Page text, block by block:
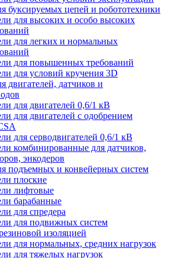
буксируемых цепей и робототехники
для высоких и особо высоких
для легких и нормальных
для повышенных требований
для условий кручения 3D
двигателей, датчиков и
для двигателей 0,6/1 кВ
для двигателей с одобрением
для серводвигателей 0,6/1 кВ
комбинированные для датчиков,
энкодеров
подъемных и конвейерных систем
плоские
лифтовые
барабанные
для спредера
для подвижных систем
изоляцией
для нормальных, средних нагрузок
для тяжелых нагрузок